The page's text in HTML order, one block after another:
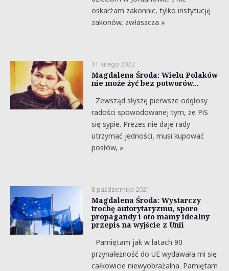
oskarżam zakonnic, tylko instytucję
zakonów, zwłaszcza »
11 lutego 2022
Magdalena Środa: Wielu Polaków
nie może żyć bez potworów…
Zewsząd słyszę pierwsze odgłosy
radości spowodowanej tym, że PiS
się sypie. Prezes nie daje rady
utrzymać jedności, musi kupować
posłów, »
8 października 2021
Magdalena Środa: Wystarczy
trochę autorytaryzmu, sporo
propagandy i oto mamy idealny
przepis na wyjście z Unii
Pamiętam jak w latach 90
przynależność do UE wydawała mi się
całkowicie niewyobrażalna. Pamiętam